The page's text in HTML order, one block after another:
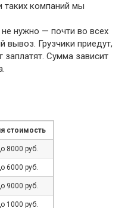
таких компаний мы
не нужно — почти во всех
вывоз. Грузчики приедут,
заплатят. Сумма зависит
стоимость
8000 руб.
6000 руб.
9000 руб.
1000 руб.